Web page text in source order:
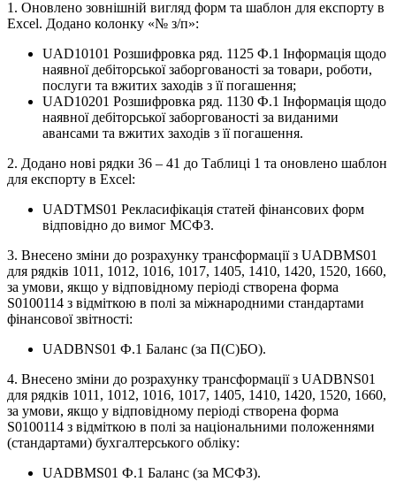
1. Оновлено зовнішній вигляд форм та шаблон для експорту в
Еxcel. Додано колонку «№ з/п»:
UAD10101 Розшифровка ряд. 1125 Ф.1 Інформація щодо
наявної дебіторської заборгованості за товари, роботи,
послуги та вжитих заходів з її погашення;
UAD10201 Розшифровка ряд. 1130 Ф.1 Інформація щодо
наявної дебіторської заборгованості за виданими
авансами та вжитих заходів з її погашення.
2. Додано нові рядки 36 – 41 до Таблиці 1 та оновлено шаблон
для експорту в Еxcel:
UADTMS01 Рекласифікація статей фінансових форм
відповідно до вимог МСФЗ.
3. Внесено зміни до розрахунку трансформації з UADBMS01
для рядків 1011, 1012, 1016, 1017, 1405, 1410, 1420, 1520, 1660,
за умови, якщо у відповідному періоді створена форма
S0100114 з відміткою в полі за міжнародними стандартами
фінансової звітності:
UADBNS01 Ф.1 Баланс (за П(С)БО).
4. Внесено зміни до розрахунку трансформації з UADBNS01
для рядків 1011, 1012, 1016, 1017, 1405, 1410, 1420, 1520, 1660,
за умови, якщо у відповідному періоді створена форма
S0100114 з відміткою в полі за національними положеннями
(стандартами) бухгалтерського обліку:
UADBMS01 Ф.1 Баланс (за МСФЗ).